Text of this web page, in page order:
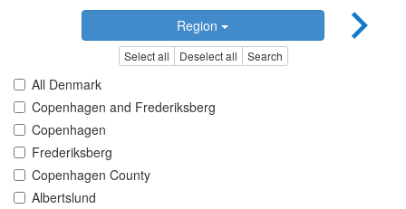
Region
Select all Deselect all Search
All Denmark
Copenhagen and Frederiksberg
Copenhagen
Frederiksberg
Copenhagen County
Albertslund